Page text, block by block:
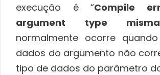
execução é “Compile
argument type
normalmente ocorre
dados do argumento não
tipo de dados do parâmetro